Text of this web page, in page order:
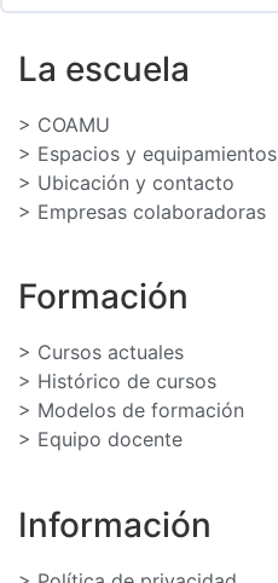
La escuela
> COAMU
> Espacios y equipamientos
> Ubicación y contacto
> Empresas colaboradoras
Formación
> Cursos actuales
> Histórico de cursos
> Modelos de formación
> Equipo docente
Información